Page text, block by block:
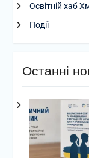
Освітній хаб
Події
Останні